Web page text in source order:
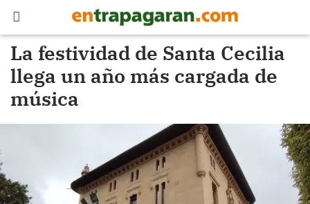
La festividad de Santa Cecilia
llega un año más cargada de
música